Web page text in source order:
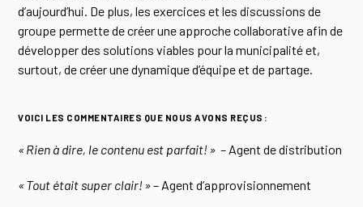
d’aujourd’hui. De plus, les exercices et les discussions de
groupe permette de créer une approche collaborative afin de
développer des solutions viables pour la municipalité et,
surtout, de créer une dynamique d’équipe et de partage.
VOICI LES COMMENTAIRES QUE NOUS AVONS REÇUS :
« Rien à dire, le contenu est parfait! » – Agent de distribution
« Tout était super clair! »– Agent d’approvisionnement